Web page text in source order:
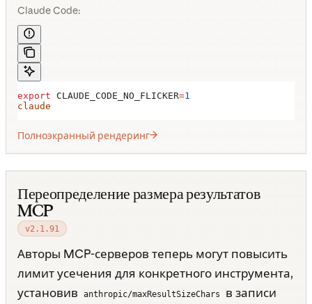
Claude Code:
export CLAUDE_CODE_NO_FLICKER=1
claude
Полноэкранный рендеринг
Переопределение размера результатов
MCP
v2.1.91
Авторы MCP-серверов теперь могут повысить
лимит усечения для конкретного инструмента,
установив
anthropic/maxResultSizeChars в записи